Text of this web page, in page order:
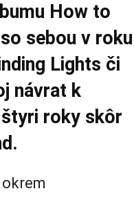
How to
sebou v roku
Lights či
návrat k
roky skôr